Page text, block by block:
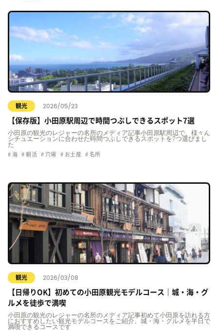
観光 2026/05/23
【保存版】小田原駅周辺で時間つぶしできるスポット7選
小田原の観光のレジャーの名所のメディア記事小田原駅周辺で、様々ん
シチュエーションに合わせた時間つぶしできるスポットを7つ選びまし
た
海 朝活 穴場 お土産 名所
観光 2026/03/08
【日帰りOK】初めての小田原観光モデルコース｜城・海・グ
ルメを徒歩で満喫
小田原の観光のレジャーの名所のメディア記事初めて小田原を訪れる方
におすすめしたい観光モデルコースをご紹介。城・海・グルメを半日で
満喫できるコースです